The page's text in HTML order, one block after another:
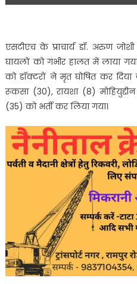
एसटीएच के प्राचार्य डॉ. अरुण
घायलों को गंभीर हालत में लाया
को डॉक्टरों ने मृत घोषित कर
रूकसा (30), रायशा (8)
(35) को भर्ती कर लिया गया।